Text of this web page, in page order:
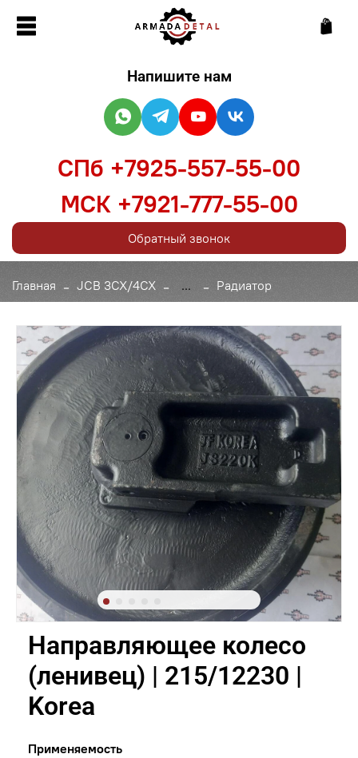
Главная JCB 3CX/4CX ... Радиатор
Направляющее колесо
(ленивец) | 215/12230 |
Korea
Применяемость
Напишите нам
СПб +7925-557-55-00
МСК +7921-777-55-00
Обратный звонок